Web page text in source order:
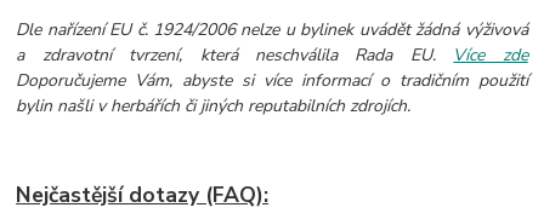
Dle nařízení EU č. 1924/2006 nelze u bylinek uvádět žádná výživová
a zdravotní tvrzení, která neschválila Rada EU. Více zde
Doporučujeme Vám, abyste si více informací o tradičním použití
bylin našli v herbářích či jiných reputabilních zdrojích.
Nejčastější dotazy (FAQ):